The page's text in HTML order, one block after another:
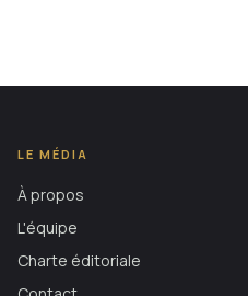
LE MÉDIA
À propos
L'équipe
Charte éditoriale